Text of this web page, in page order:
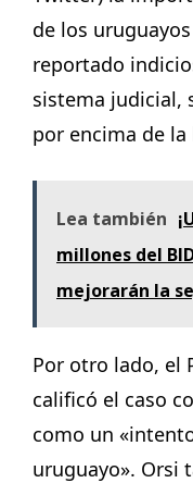
de los
reportado
sistema judicial,
por encima de la
Lea también
millones del
mejorarán la
Por otro lado, el
calificó el caso
como un
uruguayo». Orsi